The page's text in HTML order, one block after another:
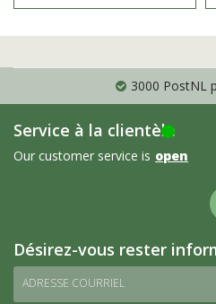
3000 PostNL
Service à la clientèle
Our customer service is open
Désirez-vous rester
ADRESSE COURRIEL